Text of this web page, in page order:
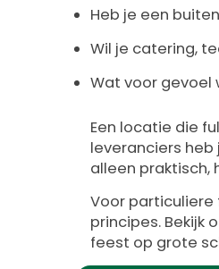
Heb je een
Wil je catering,
Wat voor gevoel
Een locatie die
leveranciers
alleen praktisch,
Voor particuliere
principes. Bekijk
feest op grote